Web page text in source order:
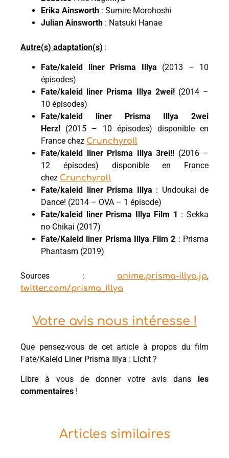
Erika Ainsworth : Sumire Morohoshi
Julian Ainsworth : Natsuki Hanae
Autre(s) adaptation(s) :
Fate/kaleid liner Prisma Illya (2013 – 10
épisodes)
Fate/kaleid liner Prisma Illya 2wei!(2014 –
10 épisodes)
Fate/kaleid liner Prisma Illya 2wei
Herz! (2015 – 10 épisodes) disponible en
France chez Crunchyroll
Fate/kaleid liner Prisma Illya 3rei!! (2016 –
12 épisodes) disponible en France
chez Crunchyroll
Fate/kaleid liner Prisma Illya : Undoukai de
Dance! (2014 – OVA – 1 épisode)
Fate/kaleid liner Prisma Illya Film 1 : Sekka
no Chikai (2017)
Fate/Kaleid liner Prisma Illya Film 2 : Prisma
Phantasm (2019)
Sources : anime.prisma-illya.jp,
twitter.com/prisma_illya
Votre avis nous intéresse !
Que pensez-vous de cet article à propos du film
Fate/Kaleid Liner Prisma Illya : Licht ?
Libre à vous de donner votre avis dans
les
commentaires !
Articles similaires